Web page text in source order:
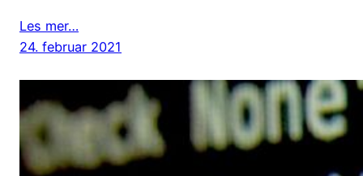
Les mer…
24. februar 2021